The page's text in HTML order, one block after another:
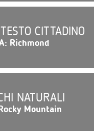
CITTADINO
Richmond
NATURALI
Mountain